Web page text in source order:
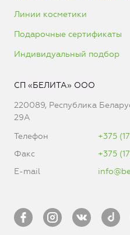
Линии косметики
Подарочные сертификаты
Индивидуальный подбор
СП «БЕЛИТА» ООО
220089, Республика
29А
Телефон
+375
Факс
+375
E-mail